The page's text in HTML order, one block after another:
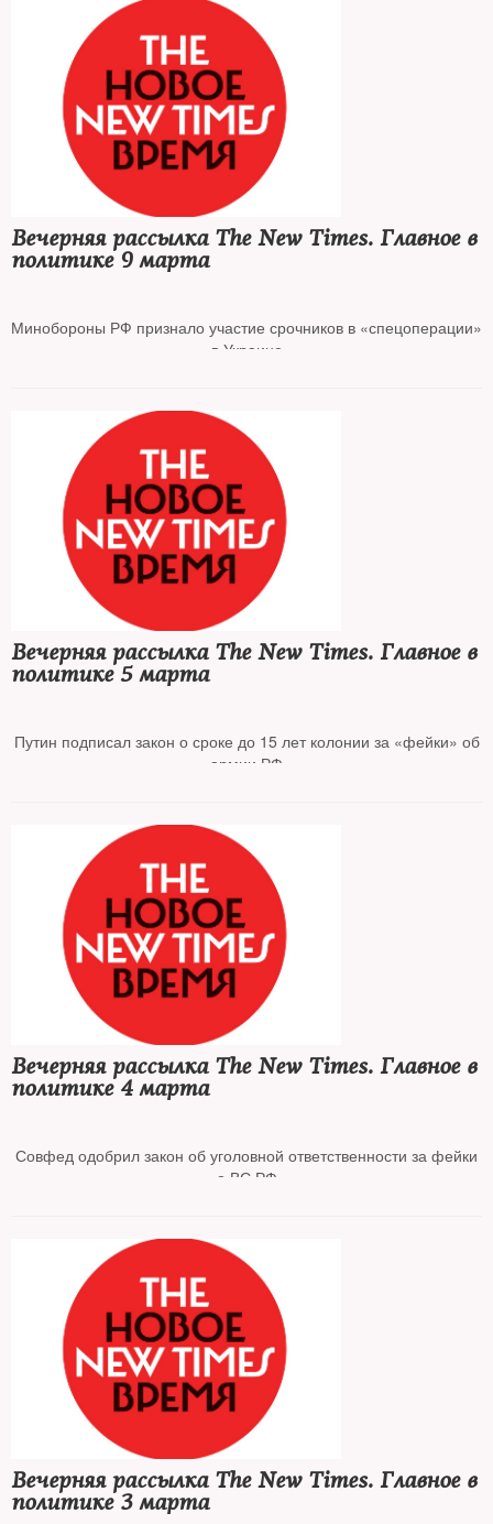
Зеленский подписал закон о конфискации собственности РФ в
Украине
МИД заявил о прекращении участия России в Совете Европы
Медведев анонсировал национализацию уходящих из РФ
компаний
Вечерняя рассылка The New Times. Главное в
политике 9 марта
Минобороны РФ признало участие срочников в «спецоперации»
в Украине
Партия Зеленского предложила новый договор о гарантиях
безопасности
ЦБ РФ жестко ограничил обращение наличной валюты до 9
сентября
ЕС введет санкции против 146 российских сенаторов
Вечерняя рассылка The New Times. Главное в
политике 5 марта
Путин подписал закон о сроке до 15 лет колонии за «фейки» об
армии РФ
Италия начала конфискацию имущества российских олигархов
Иностранный бизнес продолжает рвать связи с Россией
Роскомнадзор разбушевался
СМИ уходят из России
Вечерняя рассылка The New Times. Главное в
политике 4 марта
Совфед одобрил закон об уголовной ответственности за фейки
о ВС РФ
The Times узнала о трех попытках покушения на Зеленского за
неделю
Зарубежный бизнес продолжает покидать Россию
Роскомнадзор массово блокирует неподконтрольные
государству СМИ в РФ
Вечерняя рассылка The New Times. Главное в
политике 3 марта